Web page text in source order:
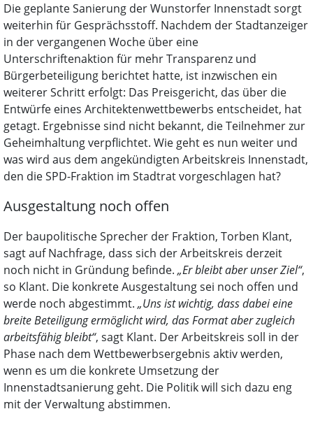
Die geplante Sanierung der Wunstorfer Innenstadt sorgt
weiterhin für Gesprächsstoff. Nachdem der Stadtanzeiger
in der vergangenen Woche über eine
Unterschriftenaktion für mehr Transparenz und
Bürgerbeteiligung berichtet hatte, ist inzwischen ein
weiterer Schritt erfolgt: Das Preisgericht, das über die
Entwürfe eines Architektenwettbewerbs entscheidet, hat
getagt. Ergebnisse sind nicht bekannt, die Teilnehmer zur
Geheimhaltung verpflichtet. Wie geht es nun weiter und
was wird aus dem angekündigten Arbeitskreis Innenstadt,
den die SPD-Fraktion im Stadtrat vorgeschlagen hat?
Ausgestaltung noch offen
Der baupolitische Sprecher der Fraktion, Torben Klant,
sagt auf Nachfrage, dass sich der Arbeitskreis derzeit
noch nicht in Gründung befinde. „Er bleibt aber unser Ziel“,
so Klant. Die konkrete Ausgestaltung sei noch offen und
werde noch abgestimmt. „Uns ist wichtig, dass dabei eine
breite Beteiligung ermöglicht wird, das Format aber zugleich
arbeitsfähig bleibt“, sagt Klant. Der Arbeitskreis soll in der
Phase nach dem Wettbewerbsergebnis aktiv werden,
wenn es um die konkrete Umsetzung der
Innenstadtsanierung geht. Die Politik will sich dazu eng
mit der Verwaltung abstimmen.